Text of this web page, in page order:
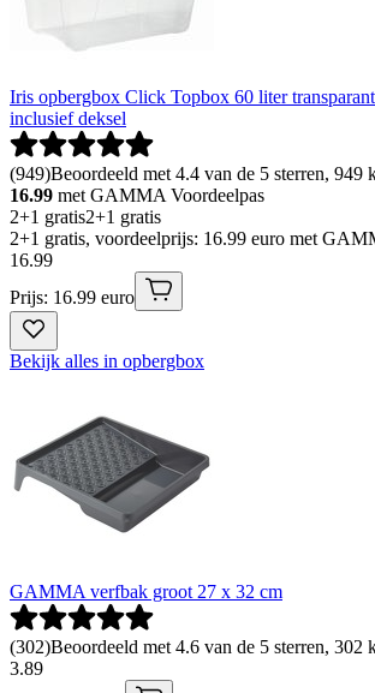
Iris opbergbox Click Topbox 60 liter
inclusief deksel
(949)Beoordeeld met 4.4 van de 5 sterren, 949
16.99 met GAMMA Voordeelpas
2+1 gratis2+1 gratis
2+1 gratis, voordeelprijs: 16.99 euro met
16.99
Prijs: 16.99 euro
Bekijk alles in opbergbox
GAMMA verfbak groot 27 x 32 cm
(302)Beoordeeld met 4.6 van de 5 sterren, 302
3.89